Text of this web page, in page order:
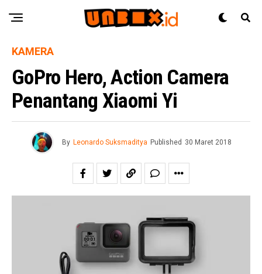
KAMERA
GoPro Hero, Action Camera
Penantang Xiaomi Yi
By Leonardo Suksmaditya Published 30 Maret 2018